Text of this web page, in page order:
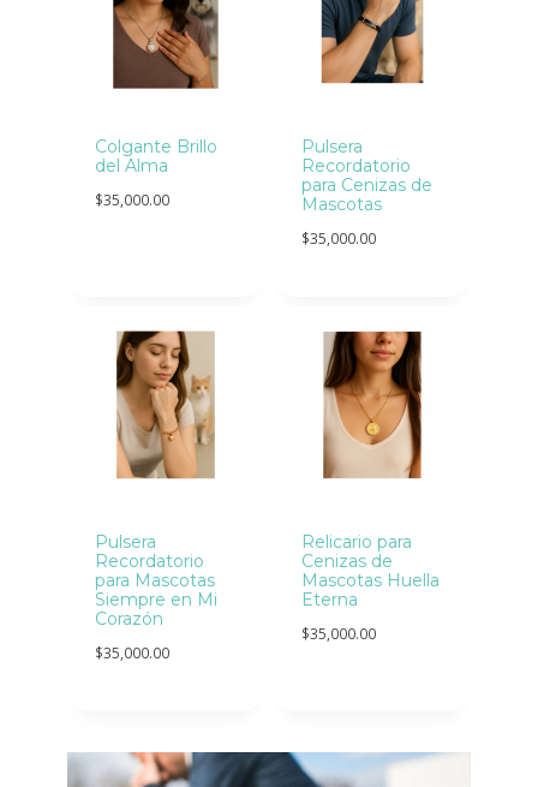
Colgante Brillo
del Alma
$35,000.00
Pulsera
Recordatorio
para Cenizas de
Mascotas
$35,000.00
Pulsera
Recordatorio
para Mascotas
Siempre en Mi
Corazón
$35,000.00
Relicario para
Cenizas de
Mascotas Huella
Eterna
$35,000.00